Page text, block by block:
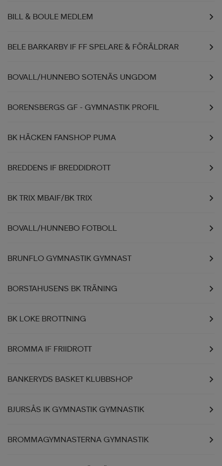
BILL & BOULE MEDLEM
BELE BARKARBY IF FF SPELARE & FÖRÄLDRAR
BOVALL/HUNNEBO SOTENÄS UNGDOM
BORENSBERGS GF - GYMNASTIK PROFIL
BK HÄCKEN FANSHOP PUMA
BREDDENS IF BREDDIDROTT
BK TRIX MBAIF/BK TRIX
BOVALL/HUNNEBO FOTBOLL
BRUNFLO GYMNASTIK GYMNAST
BORSTAHUSENS BK TRÄNING
BK LOKE BROTTNING
BROMMA IF FRIIDROTT
BANKERYDS BASKET KLUBBSHOP
BJURSÅS IK GYMNASTIK GYMNASTIK
BROMMAGYMNASTERNA GYMNASTIK